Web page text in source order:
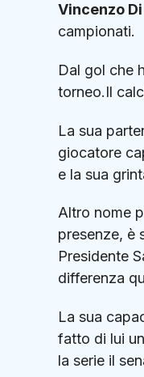
Vincenzo
campionati.
Dal gol che
torneo.Il
La sua
giocatore
e la sua
Altro nome
presenze, è
Presidente
differenza
La sua
fatto di lui
la serie il